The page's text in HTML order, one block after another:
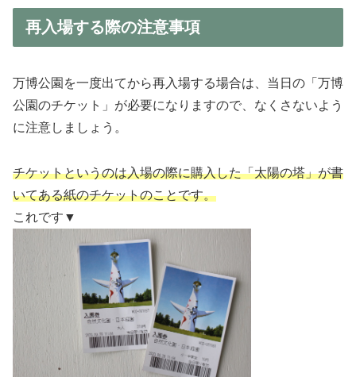
再入場する際の注意事項
万博公園を一度出てから再入場する場合は、当日の「万博
公園のチケット」が必要になりますので、なくさないよう
に注意しましょう。
チケットというのは入場の際に購入した「太陽の塔」が書
いてある紙のチケットのことです。
これです▼